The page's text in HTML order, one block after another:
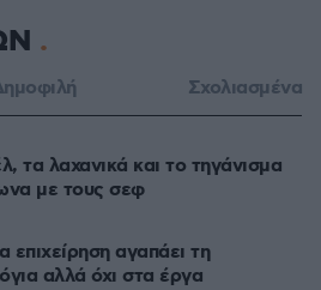
Σχολιασμένα
τα λαχανικά και το τηγάνισμα
με τους σεφ
αγαπάει τη
αλλά όχι στα έργα